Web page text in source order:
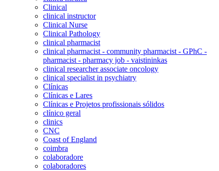
Clinical
clinical instructor
Clinical Nurse
Clinical Pathology
clinical pharmacist
clinical pharmacist - community pharmacist - GPhC -
pharmacist - pharmacy job - vaistininkas
clinical researcher associate oncology
clinical specialist in psychiatry
Clínicas
Clínicas e Lares
Clínicas e Projetos profissionais sólidos
clínico geral
clinics
CNC
Coast of England
coimbra
colaboradore
colaboradores